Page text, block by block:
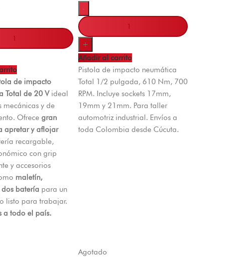
de impacto
Total de 20 Videal
mecánicas y de
Ofrecegran
apretar y aflojar
recargable,
con grip
y accesorios
maletín,
batería para un
listo para trabajar.
a todo el país.
-
+
Añadir al carrito
Pistola de impacto neumática
Total 1/2 pulgada, 610 Nm, 700
RPM. Incluye sockets 17mm,
19mm y 21mm. Para taller
automotriz industrial. Envíos a
toda Colombia desde Cúcuta.
Agotado